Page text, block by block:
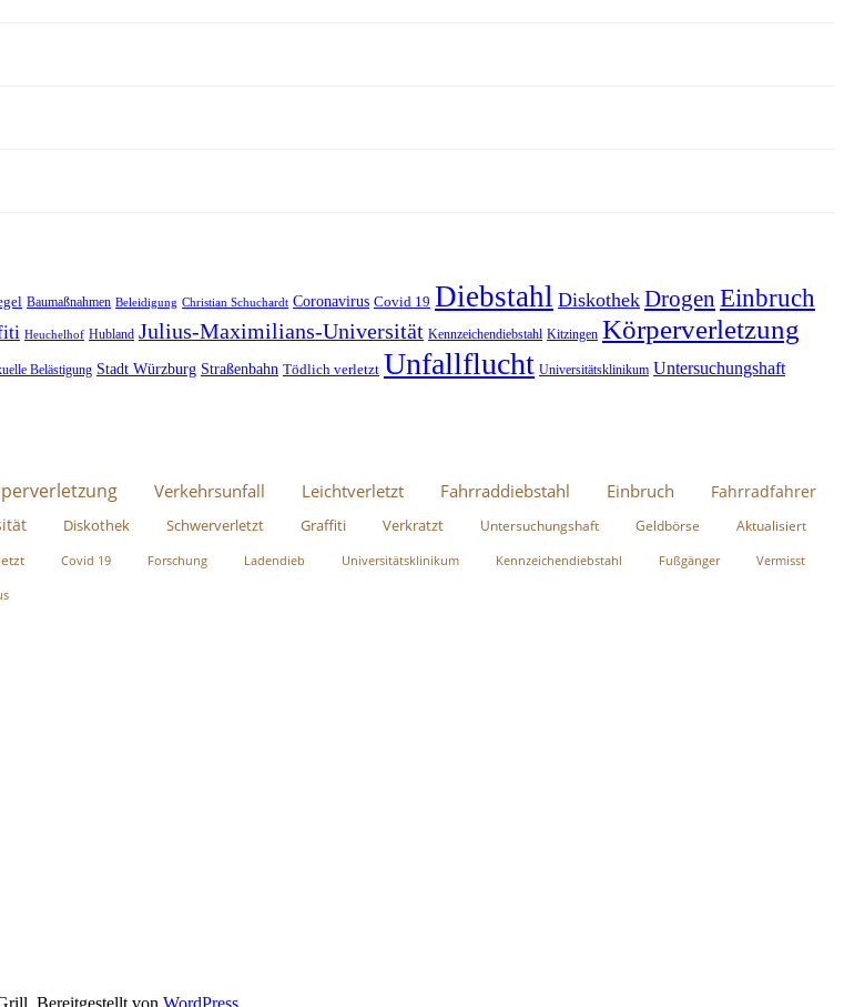
Baumaßnahmen Beleidigung Christian Schuchardt Coronavirus Covid 19 Diebstahl Diskothek Drogen Einbruch
Heuchelhof Hubland Julius-Maximilians-Universität Kennzeichendiebstahl Kitzingen Körperverletzung
Belästigung Stadt Würzburg Straßenbahn Tödlich verletzt Unfallflucht Universitätsklinikum Untersuchungshaft
Verkehrsunfall Leichtverletzt Fahrraddiebstahl Einbruch
Fahrradfahrer
Diskothek Schwerverletzt Graffiti Verkratzt Untersuchungshaft Geldbörse
Aktualisiert
Covid 19 Forschung Ladendieb Universitätsklinikum Kennzeichendiebstahl Fußgänger Vermisst
Bereitgestellt von WordPress